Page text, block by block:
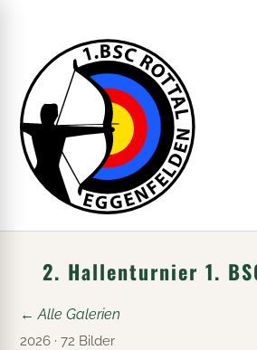
2. Hallenturnier 1.
← Alle Galerien
2026 · 72 Bilder